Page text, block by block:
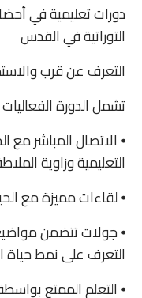
دورات تعليمية في
التوراتية في القدس
التعرف عن قرب
تشمل الدورة الفعاليات
⦁ الاتصال المباشر مع
التعليمية وزاوية
⦁ لقاءات مميزة مع
⦁ جولات تتضمن
التعرف على نمط حياة
⦁ التعلم الممتع